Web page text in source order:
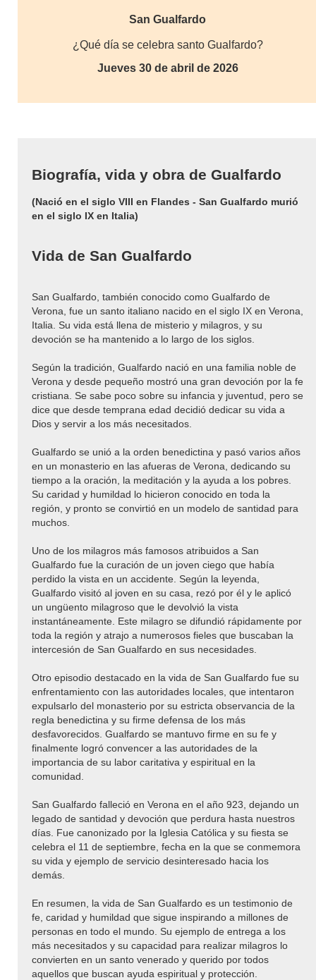
San Gualfardo
¿Qué día se celebra santo Gualfardo?
Jueves 30 de abril de 2026
Biografía, vida y obra de Gualfardo
(Nació en el siglo VIII en Flandes - San Gualfardo murió
en el siglo IX en Italia)
Vida de San Gualfardo
San Gualfardo, también conocido como Gualfardo de
Verona, fue un santo italiano nacido en el siglo IX en Verona,
Italia. Su vida está llena de misterio y milagros, y su
devoción se ha mantenido a lo largo de los siglos.
Según la tradición, Gualfardo nació en una familia noble de
Verona y desde pequeño mostró una gran devoción por la fe
cristiana. Se sabe poco sobre su infancia y juventud, pero se
dice que desde temprana edad decidió dedicar su vida a
Dios y servir a los más necesitados.
Gualfardo se unió a la orden benedictina y pasó varios años
en un monasterio en las afueras de Verona, dedicando su
tiempo a la oración, la meditación y la ayuda a los pobres.
Su caridad y humildad lo hicieron conocido en toda la
región, y pronto se convirtió en un modelo de santidad para
muchos.
Uno de los milagros más famosos atribuidos a San
Gualfardo fue la curación de un joven ciego que había
perdido la vista en un accidente. Según la leyenda,
Gualfardo visitó al joven en su casa, rezó por él y le aplicó
un ungüento milagroso que le devolvió la vista
instantáneamente. Este milagro se difundió rápidamente por
toda la región y atrajo a numerosos fieles que buscaban la
intercesión de San Gualfardo en sus necesidades.
Otro episodio destacado en la vida de San Gualfardo fue su
enfrentamiento con las autoridades locales, que intentaron
expulsarlo del monasterio por su estricta observancia de la
regla benedictina y su firme defensa de los más
desfavorecidos. Gualfardo se mantuvo firme en su fe y
finalmente logró convencer a las autoridades de la
importancia de su labor caritativa y espiritual en la
comunidad.
San Gualfardo falleció en Verona en el año 923, dejando un
legado de santidad y devoción que perdura hasta nuestros
días. Fue canonizado por la Iglesia Católica y su fiesta se
celebra el 11 de septiembre, fecha en la que se conmemora
su vida y ejemplo de servicio desinteresado hacia los
demás.
En resumen, la vida de San Gualfardo es un testimonio de
fe, caridad y humildad que sigue inspirando a millones de
personas en todo el mundo. Su ejemplo de entrega a los
más necesitados y su capacidad para realizar milagros lo
convierten en un santo venerado y querido por todos
aquellos que buscan ayuda espiritual y protección.